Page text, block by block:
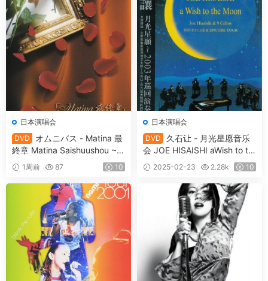
日本演唱会
DVD
オムニバス - Matina 最
終章 Matina Saishuushou ~Fi
nal Prelude~ [2003.04.10]
[DVD ISO 4.17GB]
1周前 87 10
日本演唱会
DVD
久石让 - 月光星愿音乐
会 JOE HISAISHI aWish to th
e Moon 2003 [DVD ISO 6.93
GB]
2025-02-23 2.28k 10